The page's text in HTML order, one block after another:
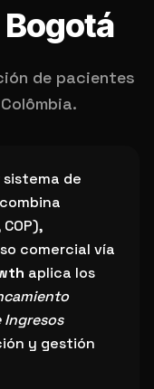
de pacientes
para
sistema de
combina
comercial vía
aplica los
y gestión